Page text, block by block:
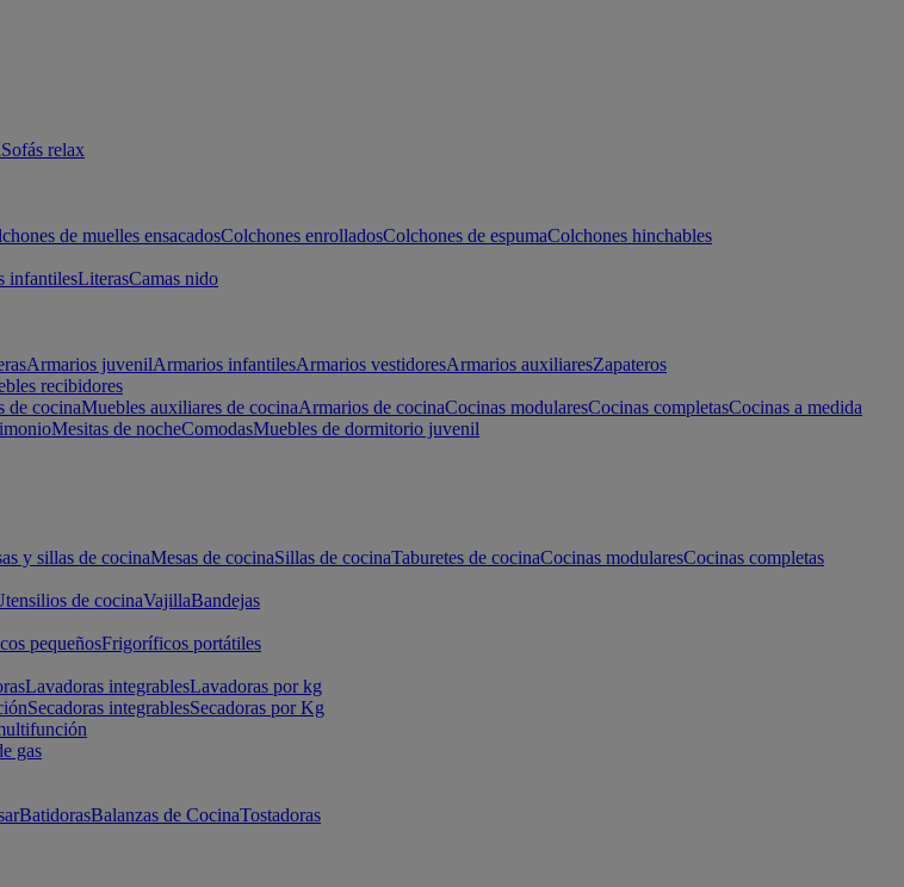
Sofás relax
de muelles ensacadosColchones enrolladosColchones de espumaColchones hinchables
infantilesLiterasCamas nido
Armarios juvenilArmarios infantilesArmarios vestidoresArmarios auxiliaresZapateros
recibidores
de cocinaMuebles auxiliares de cocinaArmarios de cocinaCocinas modularesCocinas completasCocinas a medida
Mesitas de nocheComodasMuebles de dormitorio juvenil
y sillas de cocinaMesas de cocinaSillas de cocinaTaburetes de cocinaCocinas modularesCocinas completas
de cocinaVajillaBandejas
pequeñosFrigoríficos portátiles
Lavadoras integrablesLavadoras por kg
Secadoras integrablesSecadoras por Kg
gas
BatidorasBalanzas de CocinaTostadoras